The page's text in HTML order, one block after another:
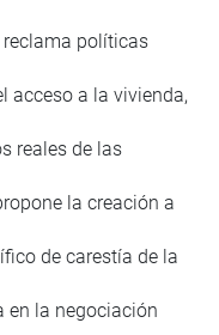
reclama políticas
acceso a la vivienda,
reales de las
la creación a
de carestía de la
en la negociación